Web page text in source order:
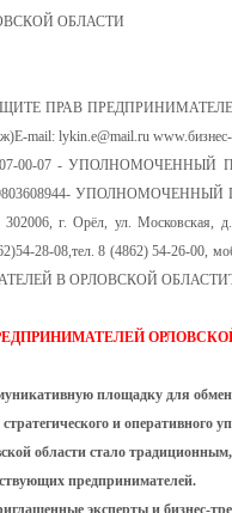
ОБЛАСТИ
ПРАВ ПРЕДПРИНИМАТЕЛЕЙ
mail: lykin.e@mail.ru
00-07 -
г. Орёл, ул. Московская,
28-08,тел. 8 (4862) 54-
В ОРЛОВСКОЙ
площадку для
и оперативного
области стало
предпринимателей.
эксперты и бизнес-